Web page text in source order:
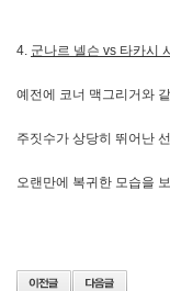
4. 군나르 넬슨 vs 타카시
예전에 코너 맥그리거와
주짓수가 상당히 뛰어난
오랜만에 복귀한 모습을